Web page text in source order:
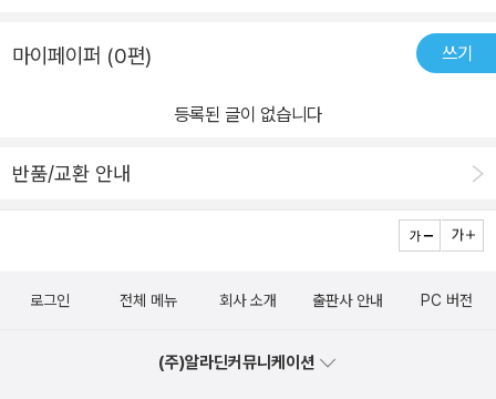
세가 그렇게 만든 것이다”(『서애집』)라고 말했다. 이 서글픈 말이 오
늘날에도 여전히 유효하다.
마이페이퍼 (0편) 쓰기
등록된 글이 없습니다
반품/교환 안내
로그인 전체 메뉴 회사 소개 출판사 안내 PC 버전
(주)알라딘커뮤니케이션